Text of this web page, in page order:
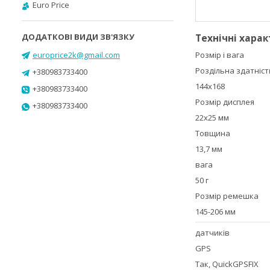
Технічні
Розмір і вага
Роздільна
144x168
Розмір дисплея
22x25 мм
Товщина
13,7 мм
вага
50 г
Розмір ремешка
145-206 мм
датчиків
GPS
Так, QuickGPSFIX
Euro Price
europrice2k@gmail.com
+380983733400
+380983733400
+380983733400